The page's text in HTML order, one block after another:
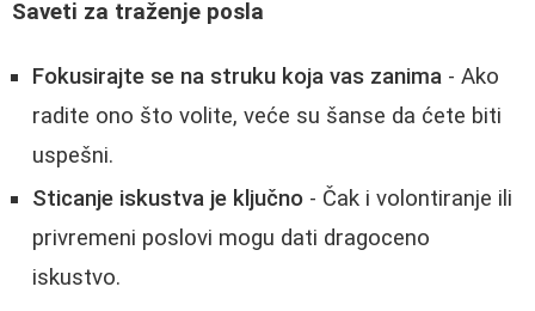
Saveti za traženje posla
Fokusirajte se na struku koja vas zanima - Ako
radite ono što volite, veće su šanse da ćete biti
uspešni.
Sticanje iskustva je ključno - Čak i volontiranje ili
privremeni poslovi mogu dati dragoceno
iskustvo.